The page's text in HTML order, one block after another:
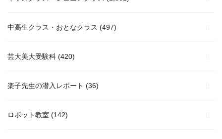
中高生クラス・おとなクラス (497)
芸大美大受験科 (420)
楽子先生の潜入レポート (36)
ロボット教室 (142)